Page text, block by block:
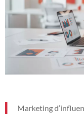
Marketing